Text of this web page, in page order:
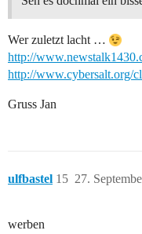
Wer zuletzt lacht …
http://
http://www.cybersalt.org/
Gruss Jan
ulfbastel 27.
15
werben